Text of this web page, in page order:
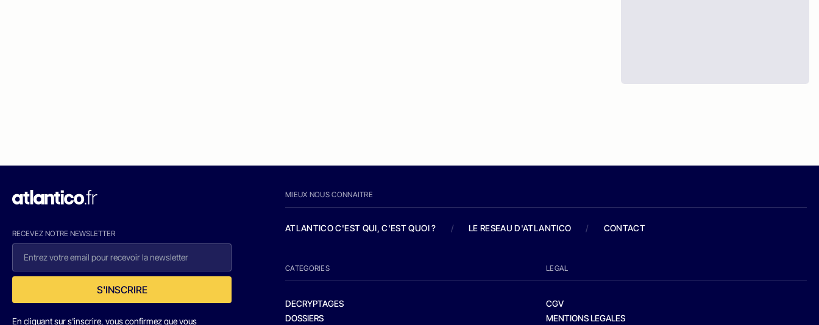
RECEVEZ NOTRE NEWSLETTER
S'INSCRIRE
En cliquant sur s'inscrire, vous confirmez que vous
MIEUX NOUS CONNAITRE
ATLANTICO C'EST QUI, C'EST QUOI ? / LE RESEAU D'ATLANTICO / CONTACT
CATEGORIES
DECRYPTAGES
DOSSIERS
LEGAL
CGV
MENTIONS LEGALES